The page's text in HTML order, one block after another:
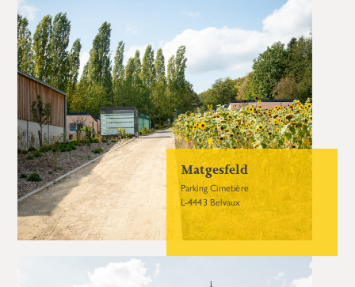
Matgesfeld
Parking Cimetière
L-4443 Belvaux